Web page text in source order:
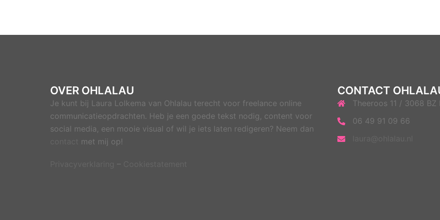
OVER OHLALAU
Je kunt bij Laura Lolkema van Ohlalau terecht voor freelance online
communicatieopdrachten. Heb je een goede tekst nodig, content voor
social media, een mooie visual of wil je iets laten redigeren? Neem dan
met mij op!
–
CONTACT
Theeroos 11 / 3068
06 49 91 09 66